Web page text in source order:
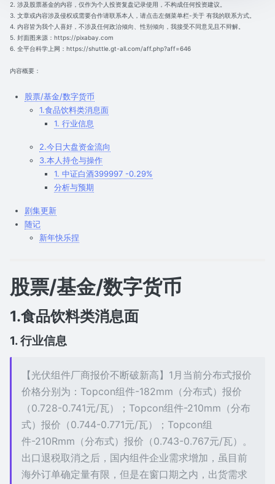
2. 涉及股票基金的内容，仅作为个人投资复盘记录使用，不构成任何投资建议。
3. 文章或内容涉及侵权或需要合作请联系本人，请点击左侧菜单栏-关于 有我的联系方式。
4. 内容皆为我个人喜好，不涉及任何政治倾向、性别倾向，我接受不同意见且不辩解。
5. 封面图来源：https://pixabay.com
6. 全平台科学上网：https://shuttle.gt-all.com/aff.php?aff=646
内容概要：
股票/基金/数字货币
1.食品饮料类消息面
1. 行业信息
2.今日大盘资金流向
3.本人持仓与操作
1. 中证白酒399997 -0.29%
分析与预期
剧集更新
随记
新年快乐捏
股票/基金/数字货币
1.食品饮料类消息面
1. 行业信息
【光伏组件厂商报价不断破新高】1月当前分布式报价
价格分别为：Topcon组件-182mm（分布式）报价
（0.728-0.741元/瓦）；Topcon组件-210mm（分布
式）报价（0.744-0.771元/瓦）；Topcon组
件-210Rmm（分布式）报价（0.743-0.767元/瓦）。
出口退税取消之后，国内组件企业需求增加，虽目前
海外订单确定量有限，但是在窗口期之内，出货需求